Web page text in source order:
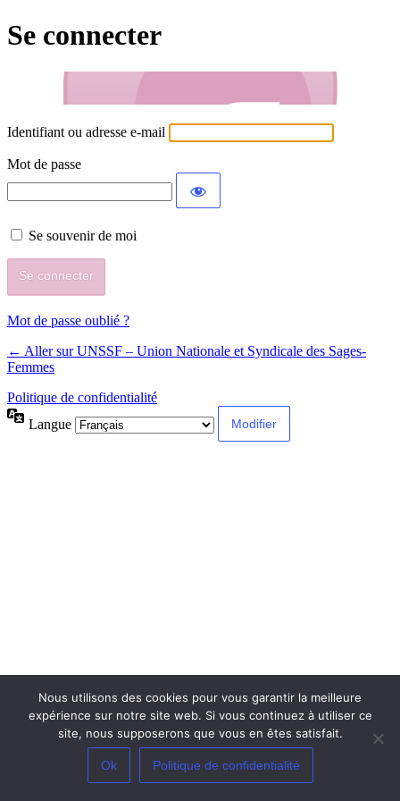
Se connecter
Identifiant ou adresse e-mail
Mot de passe
Se souvenir de moi
Mot de passe oublié ?
← Aller sur UNSSF – Union Nationale et Syndicale des Sages-
Femmes
Politique de confidentialité
Langue
Nous utilisons des cookies pour vous garantir la meilleure
expérience sur notre site web. Si vous continuez à utiliser ce
site, nous supposerons que vous en êtes satisfait.
Ok Politique de confidentialité